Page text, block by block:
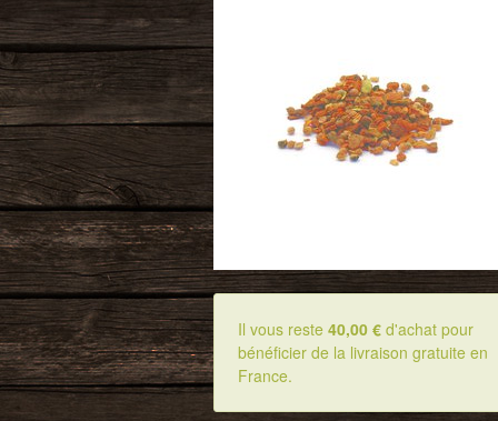
Il vous reste 40,00 € d'achat pour
bénéficier de la livraison gratuite en
France.